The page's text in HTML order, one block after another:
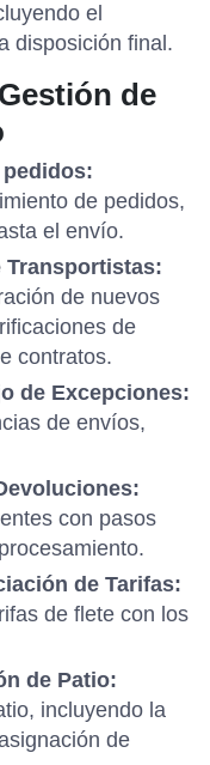
el
disposición final.
de
de pedidos,
el envío.
Transportistas:
de nuevos
de
contratos.
de Excepciones:
de envíos,
con pasos
de Tarifas:
de flete con los
de Patio:
incluyendo la
de